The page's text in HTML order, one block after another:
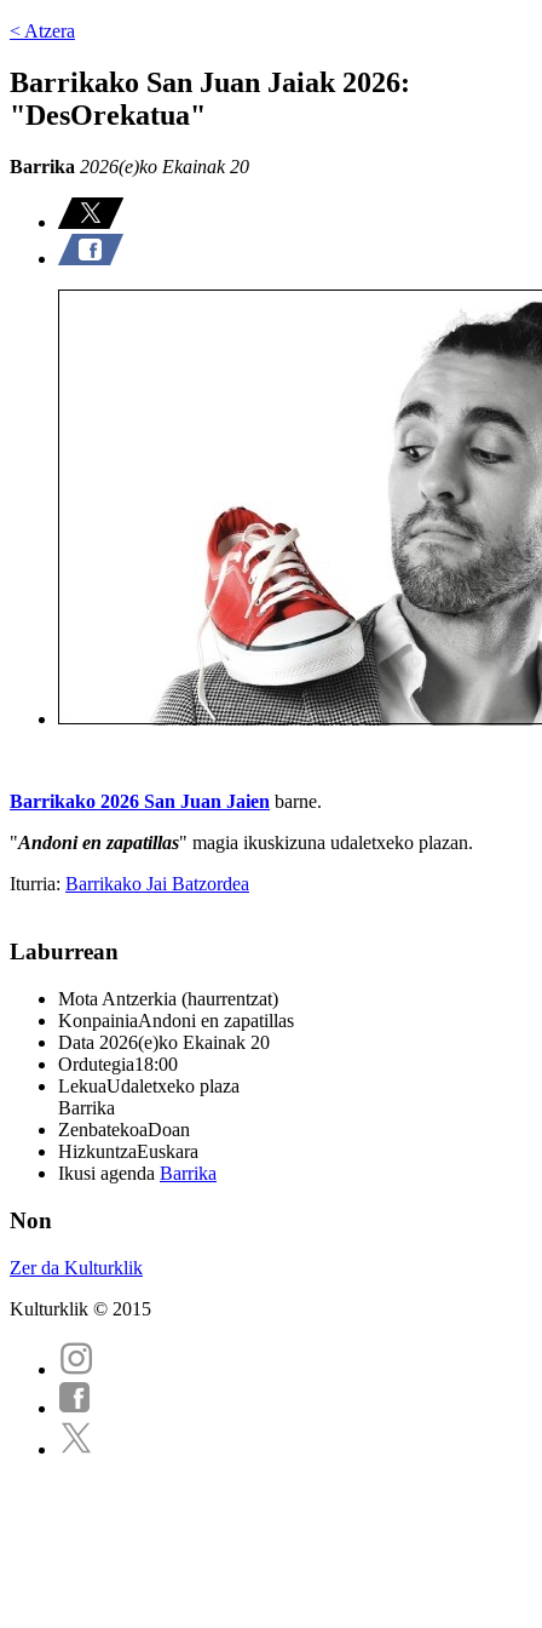
< Atzera
Barrikako San Juan Jaiak 2026:
"DesOrekatua"
Barrika 2026(e)ko Ekainak 20
Barrikako 2026 San Juan Jaien barne.
"Andoni en zapatillas" magia ikuskizuna udaletxeko plazan.
Iturria: Barrikako Jai Batzordea
Laburrean
Mota Antzerkia (haurrentzat)
KonpainiaAndoni en zapatillas
Data 2026(e)ko Ekainak 20
Ordutegia18:00
LekuaUdaletxeko plaza
Barrika
ZenbatekoaDoan
HizkuntzaEuskara
Ikusi agenda Barrika
Non
Zer da Kulturklik
Kulturklik © 2015